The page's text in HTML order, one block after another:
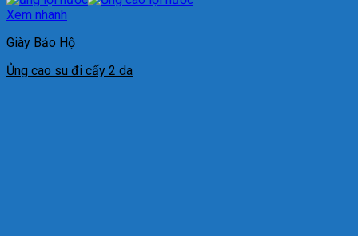
Xem nhanh
Giày Bảo Hộ
Ủng cao su đi cấy 2 da